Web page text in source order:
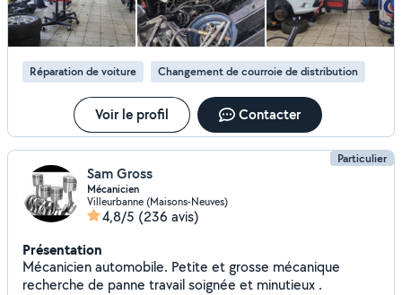
Réparation de voiture Changement de courroie de distribution
Voir le profil Contacter
Particulier
Sam Gross
Mécanicien
Villeurbanne (Maisons-Neuves)
4,8/5 (236 avis)
Présentation
Mécanicien automobile. Petite et grosse mécanique
recherche de panne travail soignée et minutieux .